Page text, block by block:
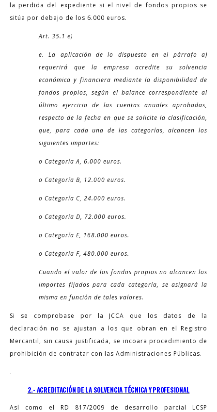
la perdida del expediente si el nivel de fondos propios se
sitúa por debajo de los 6.000 euros.
Art. 35.1 e)
e. La aplicación de lo dispuesto en el párrafo a)
requerirá que la empresa acredite su solvencia
económica y financiera mediante la disponibilidad de
fondos propios, según el balance correspondiente al
último ejercicio de las cuentas anuales aprobadas,
respecto de la fecha en que se solicite la clasificación,
que, para cada una de las categorías, alcancen los
siguientes importes:
o Categoría A, 6.000 euros.
o Categoría B, 12.000 euros.
o Categoría C, 24.000 euros.
o Categoría D, 72.000 euros.
o Categoría E, 168.000 euros.
o Categoría F, 480.000 euros.
Cuando el valor de los fondos propios no alcancen los
importes fijados para cada categoría, se asignará la
misma en función de tales valores.
Si se comprobase por la JCCA que los datos de la
declaración no se ajustan a los que obran en el Registro
Mercantil, sin causa justificada, se incoara procedimiento de
prohibición de contratar con las Administraciones Públicas.
.
2.- ACREDITACIÓN DE LA SOLVENCIA TÉCNICA Y PROFESIONAL
Así como el RD 817/2009 de desarrollo parcial LCSP